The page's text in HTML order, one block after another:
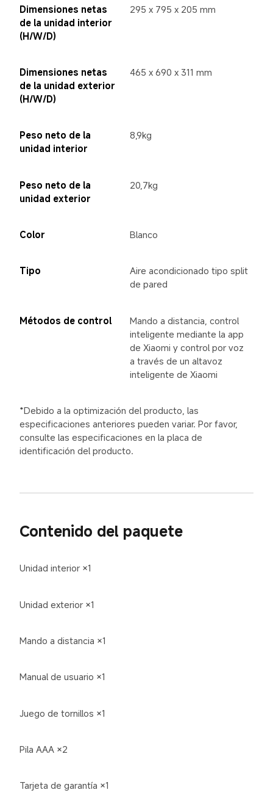
Dimensiones netas
de la unidad interior
(H/W/D)
295 x 795 x 205 mm
Dimensiones netas
de la unidad exterior
(H/W/D)
465 x 690 x 311 mm
Peso neto de la
unidad interior
8,9kg
Peso neto de la
unidad exterior
20,7kg
Color Blanco
Tipo
Aire acondicionado tipo split
de pared
Métodos de control
Mando a distancia, control
inteligente mediante la app
de Xiaomi y control por voz
a través de un altavoz
inteligente de Xiaomi
*Debido a la optimización del producto, las
especificaciones anteriores pueden variar. Por favor,
consulte las especificaciones en la placa de
identificación del producto.
Contenido del paquete
Unidad interior ×1
Unidad exterior ×1
Mando a distancia ×1
Manual de usuario ×1
Juego de tornillos ×1
Pila AAA ×2
Tarjeta de garantía ×1